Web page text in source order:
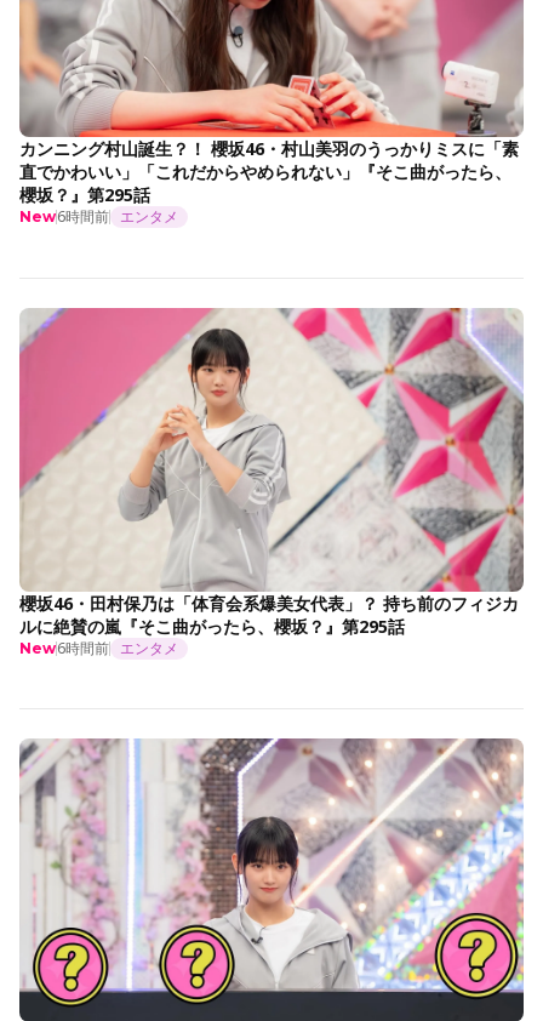
カンニング村山誕生？！ 櫻坂46・村山美羽のうっかりミスに「素
直でかわいい」「これだからやめられない」『そこ曲がったら、
櫻坂？』第295話
New6時間前 エンタメ
櫻坂46・田村保乃は「体育会系爆美女代表」？ 持ち前のフィジカ
ルに絶賛の嵐『そこ曲がったら、櫻坂？』第295話
New6時間前 エンタメ